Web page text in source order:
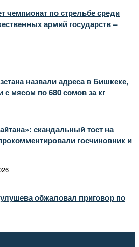
чемпионат по стрельбе среди
армий государств –
назвали адреса в Бишкеке,
с мясом по 680 сомов за кг
скандальный тост на
госчиновник и
обжаловал приговор по